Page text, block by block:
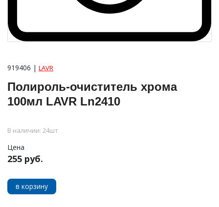
919406 | LAVR
Полироль-очиститель хрома
100мл LAVR Ln2410
В наличии: 24шт
Цена
255 руб.
в корзину